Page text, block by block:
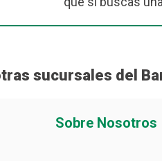
sucursales del
Sobre Nosotros